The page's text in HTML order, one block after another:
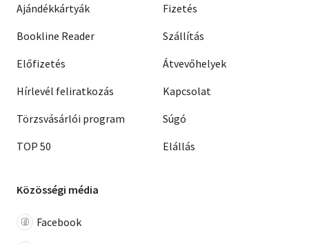
Ajándékkártyák
Bookline Reader
Előfizetés
Hírlevél feliratkozás
Törzsvásárlói program
TOP 50
Fizetés
Szállítás
Átvevőhelyek
Kapcsolat
Súgó
Elállás
Közösségi média
Facebook